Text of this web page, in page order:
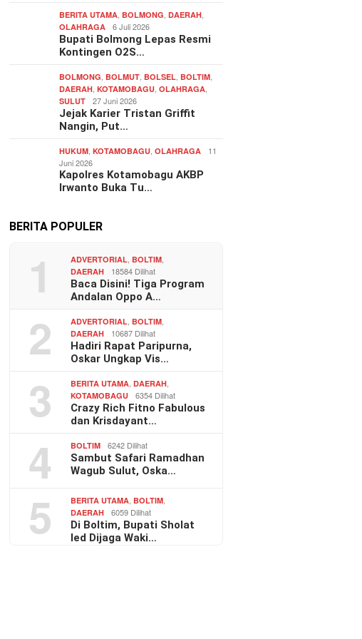
BERITA UTAMA, BOLMONG,DAERAH,
OLAHRAGA 6 Juli 2026
Bupati Bolmong Lepas Resmi
Kontingen O2S…
BOLMONG, BOLMUT, BOLSEL, BOLTIM,
DAERAH,KOTAMOBAGU,OLAHRAGA,
SULUT 27 Juni 2026
Jejak Karier Tristan Griffit
Nangin, Put…
HUKUM,KOTAMOBAGU,OLAHRAGA
11
Juni 2026
Kapolres Kotamobagu AKBP
Irwanto Buka Tu…
BERITA POPULER
1 ADVERTORIAL, BOLTIM,
DAERAH 18584 Dilihat
Baca Disini! Tiga Program
Andalan Oppo A…
2 ADVERTORIAL, BOLTIM,
DAERAH 10687 Dilihat
Hadiri Rapat Paripurna,
Oskar Ungkap Vis…
3 BERITA UTAMA,DAERAH,
KOTAMOBAGU 6354 Dilihat
Crazy Rich Fitno Fabulous
dan Krisdayant…
4 BOLTIM 6242 Dilihat
Sambut Safari Ramadhan
Wagub Sulut, Oska…
5 BERITA UTAMA, BOLTIM,
DAERAH 6059 Dilihat
Di Boltim, Bupati Sholat
Ied Dijaga Waki…